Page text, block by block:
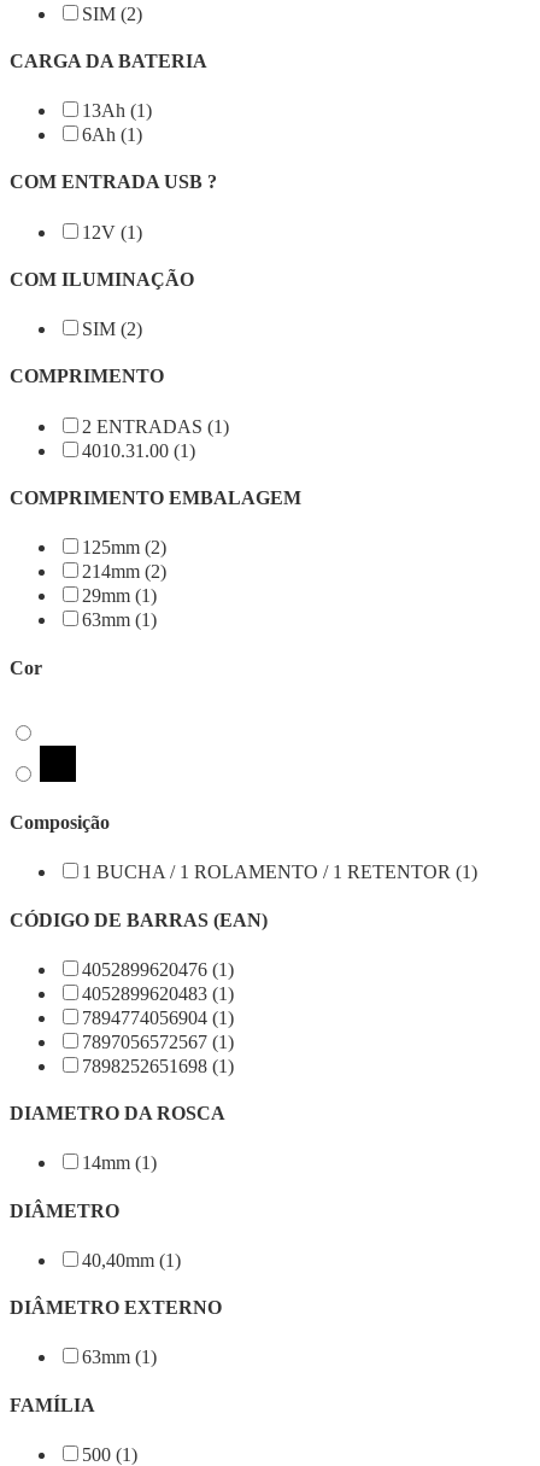
SIM (2)
CARGA DA BATERIA
13Ah (1)
6Ah (1)
COM ENTRADA USB ?
12V (1)
COM ILUMINAÇÃO
SIM (2)
COMPRIMENTO
2 ENTRADAS (1)
4010.31.00 (1)
COMPRIMENTO EMBALAGEM
125mm (2)
214mm (2)
29mm (1)
63mm (1)
Cor
Composição
1 BUCHA / 1 ROLAMENTO / 1 RETENTOR (1)
CÓDIGO DE BARRAS (EAN)
4052899620476 (1)
4052899620483 (1)
7894774056904 (1)
7897056572567 (1)
7898252651698 (1)
DIAMETRO DA ROSCA
14mm (1)
DIÂMETRO
40,40mm (1)
DIÂMETRO EXTERNO
63mm (1)
FAMÍLIA
500 (1)